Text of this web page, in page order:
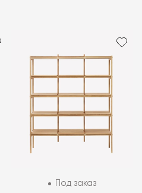
Под заказ